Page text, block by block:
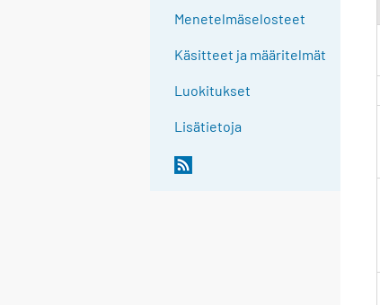
Menetelmäselosteet
Käsitteet ja määritelmät
Luokitukset
Lisätietoja